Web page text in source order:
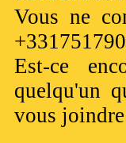
Vous ne
Est-ce
quelqu'un
vous